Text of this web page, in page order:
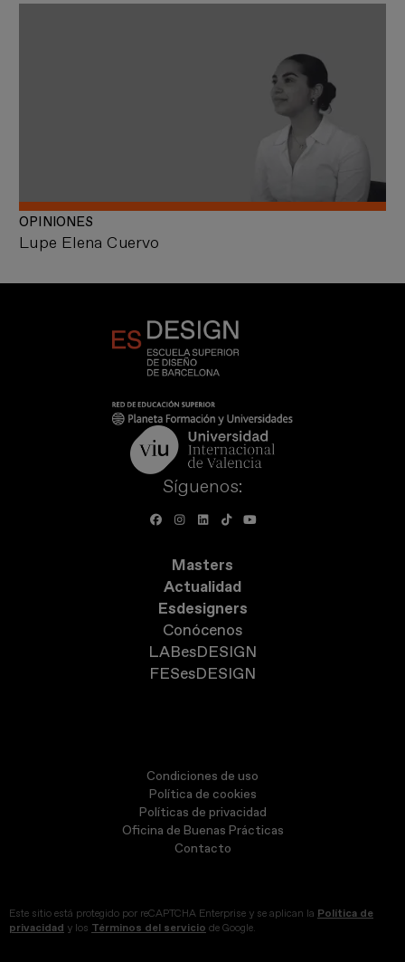
Lupe Elena Cuervo
OPINIONES
Síguenos:
Masters
Actualidad
Esdesigners
Conócenos
LABesDESIGN
FESesDESIGN
Condiciones de uso
Política de cookies
Políticas de privacidad
Oficina de Buenas Prácticas
Contacto
Este sitio está protegido por reCAPTCHA Enterprise y se aplican la Política de
privacidad y los Términos del servicio de Google.